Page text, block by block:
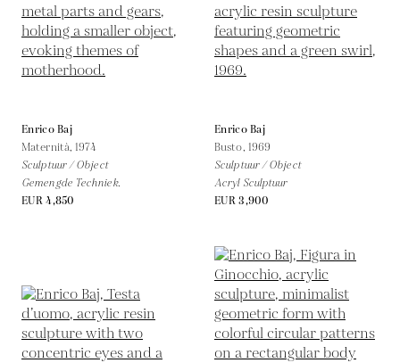
Enrico Baj
Maternità,1974
Sculptuur / Object
Gemengde Techniek.
EUR 4,850
Enrico Baj
Busto, 1969
Sculptuur / Object
Acryl Sculptuur
EUR 3,900